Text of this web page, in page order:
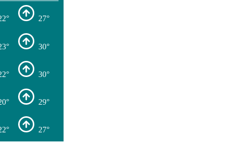
27°
30°
30°
29°
27°